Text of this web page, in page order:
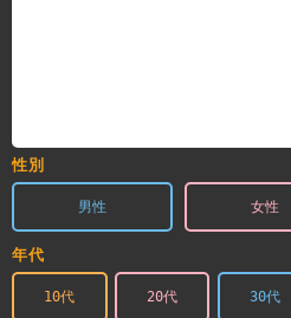
性別
男性 女性
年代
10代 20代 30代